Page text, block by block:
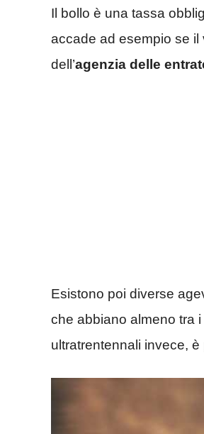
Il bollo è una tassa
accade ad esempio se il
dell’agenzia delle
Esistono poi diverse
che abbiano almeno tra
ultratrentennali invece,